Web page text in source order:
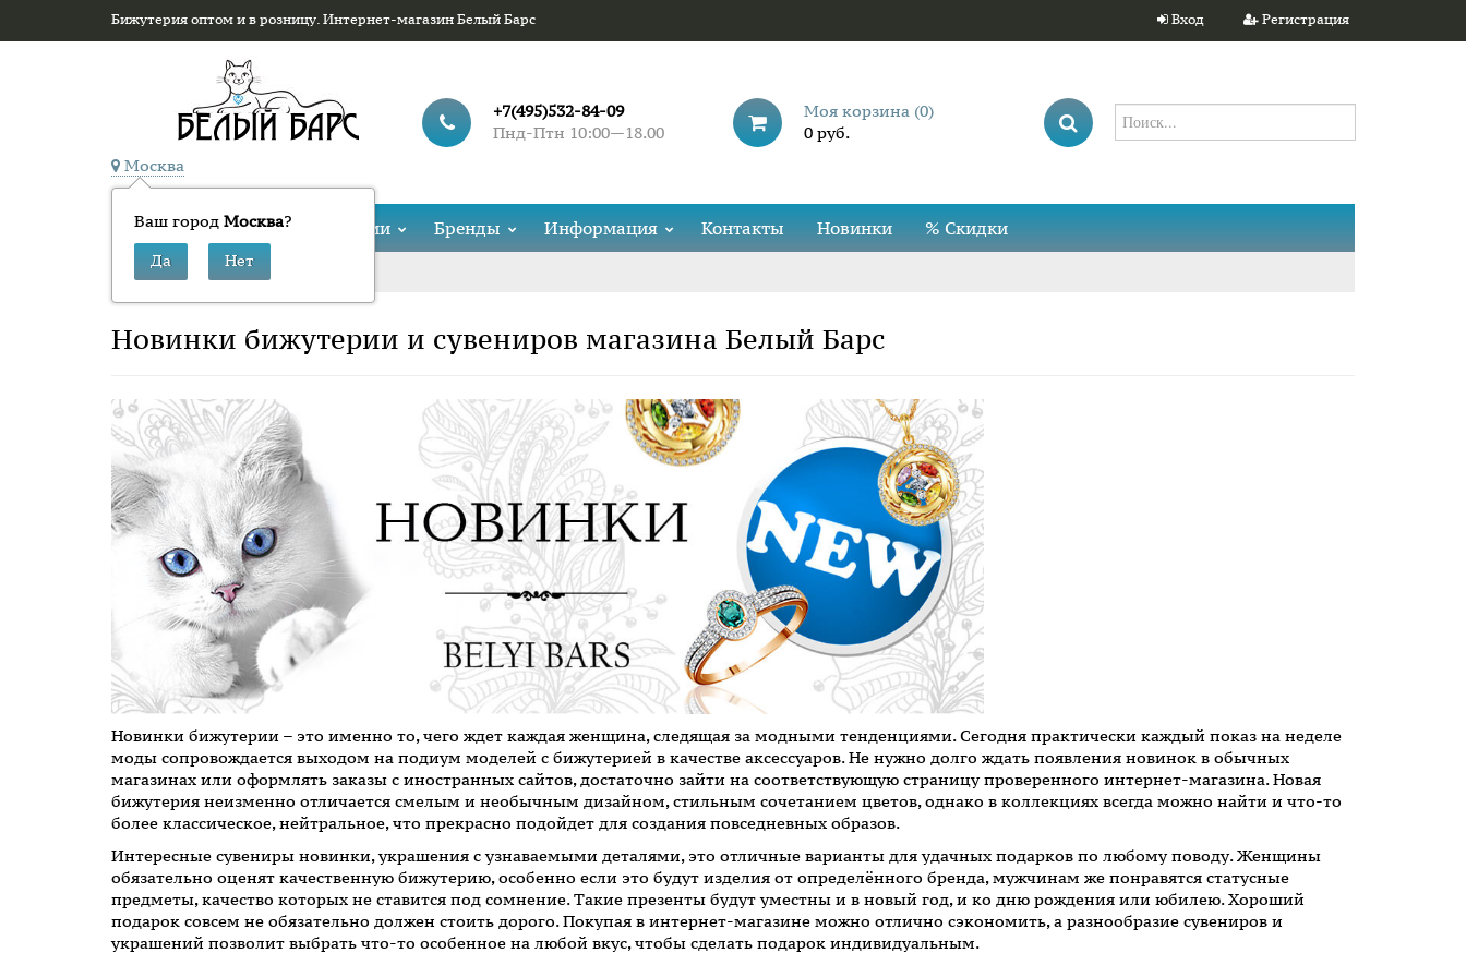
Бижутерия оптом и в розницу. Интернет-магазин Белый Барс Вход Регистрация
Москва
Ваш город Москва?
+7(495)532-84-09
Пнд-Птн 10:00—18.00
Моя корзина (0)
0 руб.
Каталог Коллекции Бренды Информация Контакты Новинки % Скидки
Главная
Новинки бижутерии и сувениров магазина Белый Барс
Новинки бижутерии – это именно то, чего ждет каждая женщина, следящая за модными тенденциями. Сегодня практически каждый показ на неделе
моды сопровождается выходом на подиум моделей с бижутерией в качестве аксессуаров. Не нужно долго ждать появления новинок в обычных
магазинах или оформлять заказы с иностранных сайтов, достаточно зайти на соответствующую страницу проверенного интернет-магазина. Новая
бижутерия неизменно отличается смелым и необычным дизайном, стильным сочетанием цветов, однако в коллекциях всегда можно найти и что-то
более классическое, нейтральное, что прекрасно подойдет для создания повседневных образов.
Интересные сувениры новинки, украшения с узнаваемыми деталями, это отличные варианты для удачных подарков по любому поводу. Женщины
обязательно оценят качественную бижутерию, особенно если это будут изделия от определённого бренда, мужчинам же понравятся статусные
предметы, качество которых не ставится под сомнение. Такие презенты будут уместны и в новый год, и ко дню рождения или юбилею. Хороший
подарок совсем не обязательно должен стоить дорого. Покупая в интернет-магазине можно отлично сэкономить, а разнообразие сувениров и
украшений позволит выбрать что-то особенное на любой вкус, чтобы сделать подарок индивидуальным.